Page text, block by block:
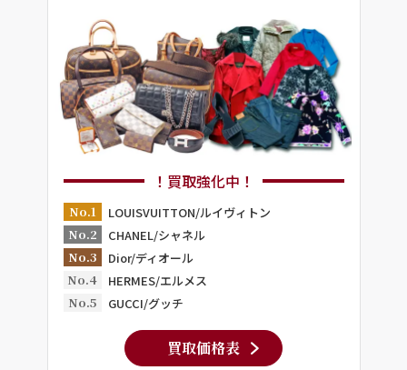
！買取強化中！
No.1
LOUISVUITTON/ルイヴィトン
No.2
CHANEL/シャネル
No.3
Dior/ディオール
No.4
HERMES/エルメス
No.5
GUCCI/グッチ
買取価格表